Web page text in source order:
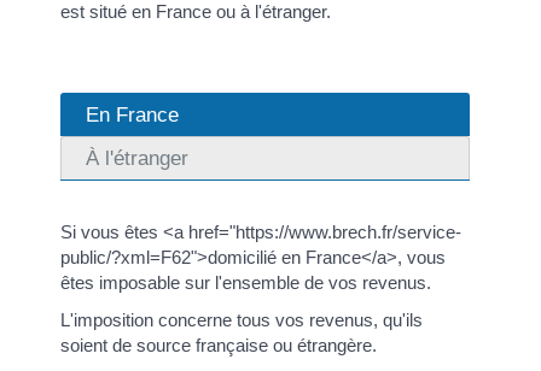
est situé en France ou à l'étranger.
En France
À l'étranger
Si vous êtes <a href="https://www.brech.fr/service-
public/?xml=F62">domicilié en France</a>, vous
êtes imposable sur l'ensemble de vos revenus.
L'imposition concerne tous vos revenus, qu'ils
soient de source française ou étrangère.